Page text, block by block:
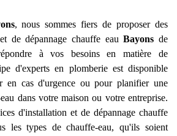
, nous sommes fiers de proposer des
de dépannage chauffe eauBayons de
à vos besoins en matière de
d'experts en plomberie est disponible
en cas d'urgence ou pour planifier une
dans votre maison ou votre entreprise.
d'installation et de dépannage chauffe
les types de chauffe-eau, qu'ils soient